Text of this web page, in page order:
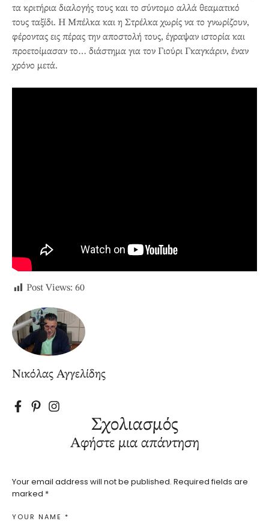
τα κριτήρια διαλογής τους και το σύντομο αλλά θεαματικό
τους ταξίδι. Η Μπέλκα και η Στρέλκα χωρίς να το γνωρίζουν,
φέροντας εις πέρας την αποστολή τους, έγραψαν ιστορία και
προετοίμασαν το… διάστημα για τον Γιούρι Γκαγκάριν, έναν
χρόνο μετά.
Post Views: 60
Νικόλας Αγγελίδης
Σχολιασμός
Αφήστε μια απάντηση
Your email address will not be published. Required fields are
marked *
YOUR NAME *